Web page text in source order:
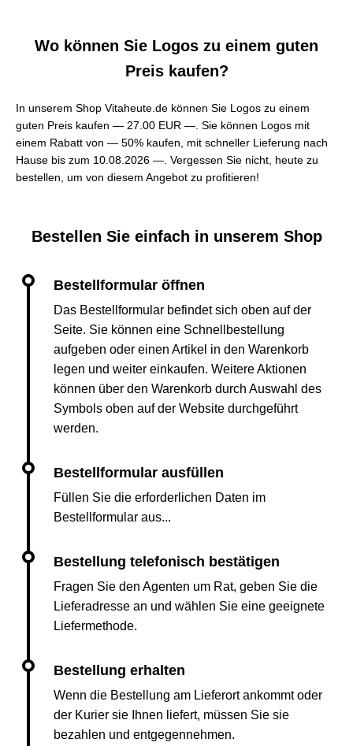
Wo können Sie Logos zu einem guten
Preis kaufen?
In unserem Shop Vitaheute.de können Sie Logos zu einem
guten Preis kaufen — 27.00 EUR — . Sie können Logos mit
einem Rabatt von — 50% kaufen, mit schneller Lieferung nach
Hause bis zum 10.08.2026 —. Vergessen Sie nicht, heute zu
bestellen, um von diesem Angebot zu profitieren!
Bestellen Sie einfach in unserem Shop
Das Bestellformular befindet sich oben auf der
Seite. Sie können eine Schnellbestellung
aufgeben oder einen Artikel in den Warenkorb
legen und weiter einkaufen. Weitere Aktionen
können über den Warenkorb durch Auswahl des
Symbols oben auf der Website durchgeführt
werden.
Füllen Sie die erforderlichen Daten im
Bestellformular aus...
Fragen Sie den Agenten um Rat, geben Sie die
Lieferadresse an und wählen Sie eine geeignete
Liefermethode.
Wenn die Bestellung am Lieferort ankommt oder
der Kurier sie Ihnen liefert, müssen Sie sie
bezahlen und entgegennehmen.